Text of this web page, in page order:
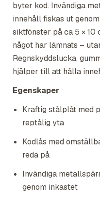
byter kod. Invändiga
innehåll fiskas ut
siktfönster på ca 5 × 10
något har lämnats –
Regnskyddslucka,
hjälper till att hålla
Egenskaper
Kraftig stålplåt med
reptålig yta
Kodlås med
reda på
Invändiga
genom inkastet